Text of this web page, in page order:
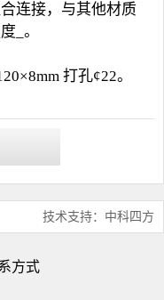
连接，与其他材质
_。
打孔¢22。
技术支持：中科四方
方式